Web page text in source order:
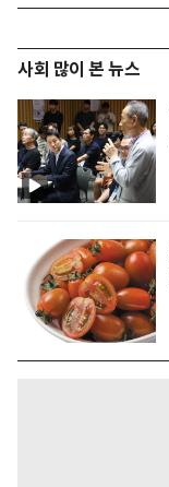
사회 많이 본 뉴스